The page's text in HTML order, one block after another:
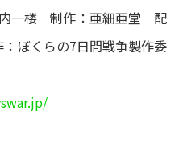
一楼 制作：亜細亜堂 配
ぼくらの7日間戦争製作委